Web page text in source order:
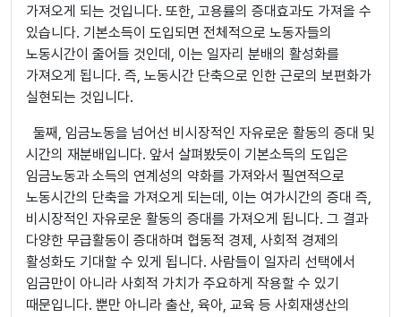
가져오게 되는 것입니다. 또한, 고용률의 증대효과도 가져올 수
있습니다. 기본소득이 도입되면 전체적으로 노동자들의
노동시간이 줄어들 것인데, 이는 일자리 분배의 활성화를
가져오게 됩니다. 즉, 노동시간 단축으로 인한 근로의 보편화가
실현되는 것입니다.
둘째, 임금노동을 넘어선 비시장적인 자유로운 활동의 증대 및
시간의 재분배입니다. 앞서 살펴봤듯이 기본소득의 도입은
임금노동과 소득의 연계성의 약화를 가져와서 필연적으로
노동시간의 단축을 가져오게 되는데, 이는 여가시간의 증대 즉,
비시장적인 자유로운 활동의 증대를 가져오게 됩니다. 그 결과
다양한 무급활동이 증대하며 협동적 경제, 사회적 경제의
활성화도 기대할 수 있게 됩니다. 사람들이 일자리 선택에서
임금만이 아니라 사회적 가치가 주요하게 작용할 수 있기
때문입니다. 뿐만 아니라 출산, 육아, 교육 등 사회재생산의